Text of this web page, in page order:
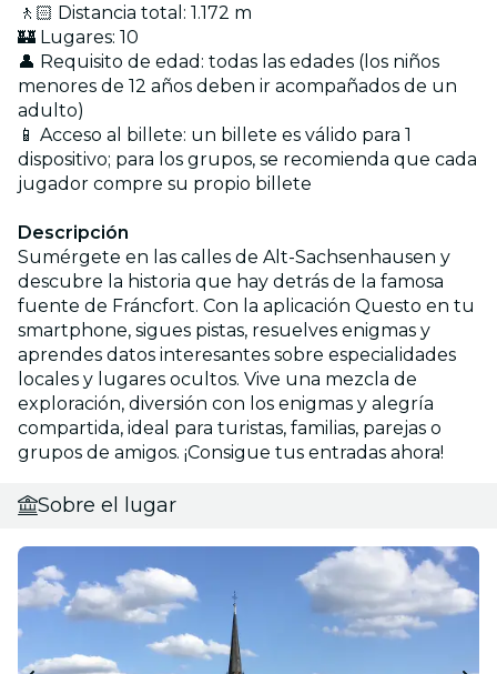
🚶🏻 Distancia total: 1.172 m
🏰 Lugares: 10
👤 Requisito de edad: todas las edades (los niños
menores de 12 años deben ir acompañados de un
adulto)
📱 Acceso al billete: un billete es válido para 1
dispositivo; para los grupos, se recomienda que cada
jugador compre su propio billete
Descripción
Sumérgete en las calles de Alt-Sachsenhausen y
descubre la historia que hay detrás de la famosa
fuente de Fráncfort. Con la aplicación Questo en tu
smartphone, sigues pistas, resuelves enigmas y
aprendes datos interesantes sobre especialidades
locales y lugares ocultos. Vive una mezcla de
exploración, diversión con los enigmas y alegría
compartida, ideal para turistas, familias, parejas o
grupos de amigos. ¡Consigue tus entradas ahora!
Sobre el lugar